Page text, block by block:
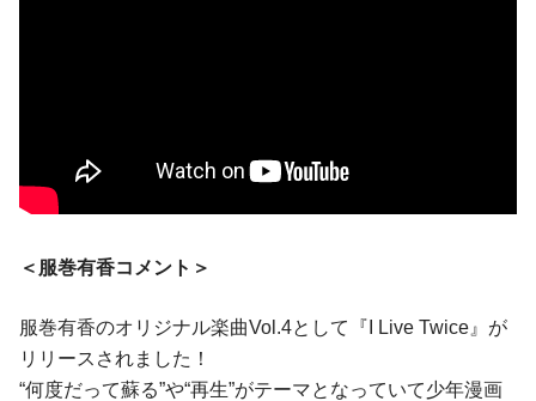
＜服巻有香コメント＞
服巻有香のオリジナル楽曲Vol.4として『I Live Twice』が
リリースされました！
“何度だって蘇る”や“再生”がテーマとなっていて少年漫画